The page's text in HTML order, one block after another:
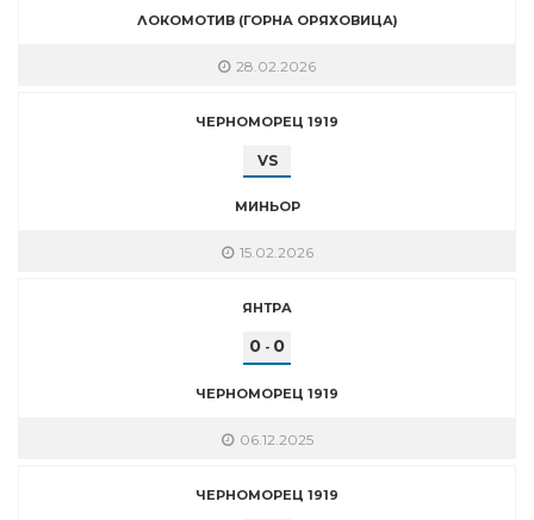
ЛОКОМОТИВ (ГОРНА ОРЯХОВИЦА)
28.02.2026
ЧЕРНОМОРЕЦ 1919
VS
МИНЬОР
15.02.2026
ЯНТРА
0 - 0
ЧЕРНОМОРЕЦ 1919
06.12.2025
ЧЕРНОМОРЕЦ 1919